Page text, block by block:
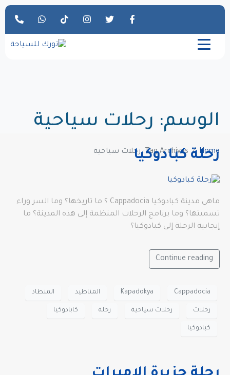
الوسم: رحلات سياحية
Home Tag Archives: رحلات سياحية
رحلة كبادوكيا
ماهي مدينة كبادوكيا Cappadocia ؟ ما تاريخها؟ وما السر وراء
تسميتها؟ وما برنامج الرحلات المنظمة إلى هذه المدينة؟ ما
إيجابية الرحلة إلى كبادوكيا؟
Continue reading
Cappadocia
Kapadokya المناطيد المنطاد
رحلات رحلات سياحية رحلة كابادوكيا
كبادوكيا